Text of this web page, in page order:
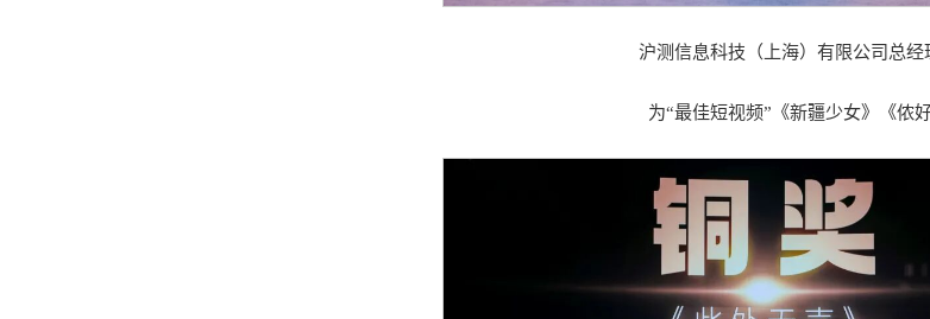
沪测信息科技（上海）有限公司总经
为“最佳短视频”《新疆少女》《侬